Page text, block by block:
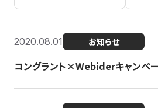
2020.08.01 お知らせ
コングラント×Webiderキャンペ